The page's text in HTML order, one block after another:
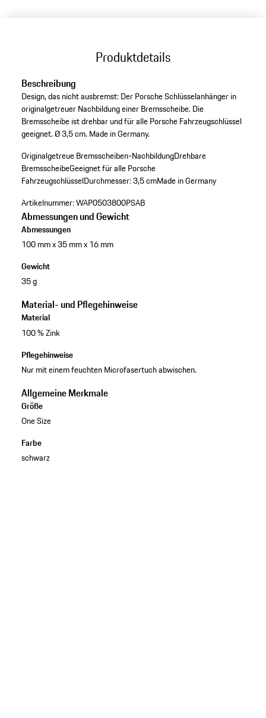
Produktdetails
Beschreibung
Design, das nicht ausbremst: Der Porsche Schlüsselanhänger in
originalgetreuer Nachbildung einer Bremsscheibe. Die
Bremsscheibe ist drehbar und für alle Porsche Fahrzeugschlüssel
geeignet. Ø 3,5 cm. Made in Germany.
Originalgetreue Bremsscheiben-NachbildungDrehbare
BremsscheibeGeeignet für alle Porsche
FahrzeugschlüsselDurchmesser: 3,5 cmMade in Germany
Artikelnummer:WAP0503800PSAB
Abmessungen und Gewicht
Abmessungen
100 mm x 35 mm x 16 mm
Gewicht
35 g
Material- und Pflegehinweise
Material
100 % Zink
Pflegehinweise
Nur mit einem feuchten Microfasertuch abwischen.
Allgemeine Merkmale
Größe
One Size
Farbe
schwarz